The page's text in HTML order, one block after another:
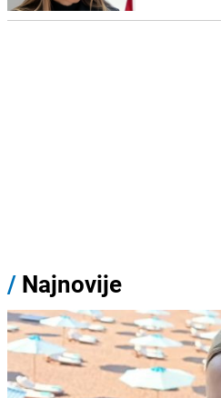
/ Najnovije